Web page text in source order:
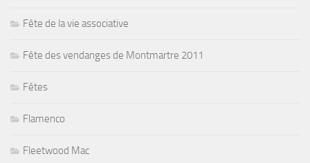
Fête de la vie associative
Fête des vendanges de Montmartre 2011
Fêtes
Flamenco
Fleetwood Mac